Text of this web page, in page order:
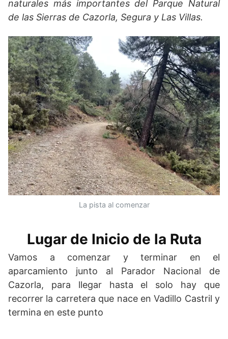
naturales más importantes del Parque Natural
de las Sierras de Cazorla, Segura y Las Villas.
La pista al comenzar
Lugar de Inicio de la Ruta
Vamos a comenzar y terminar en el
aparcamiento junto al Parador Nacional de
Cazorla, para llegar hasta el solo hay que
recorrer la carretera que nace en Vadillo Castril y
termina en este punto